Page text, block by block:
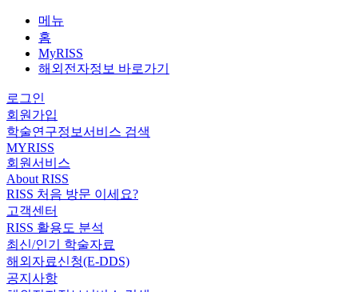
메뉴
홈
MyRISS
해외전자정보 바로가기
로그인
회원가입
학술연구정보서비스 검색
MYRISS
회원서비스
About RISS
RISS 처음 방문 이세요?
고객센터
RISS 활용도 분석
최신/인기 학술자료
해외자료신청(E-DDS)
공지사항